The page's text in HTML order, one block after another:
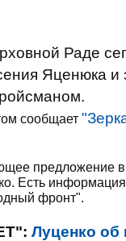
Раде
Яценюка
сообщает
предложение
информация,
фронт".
Луценко об